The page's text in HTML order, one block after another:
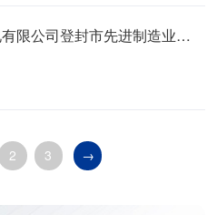
河南嵩基售电有限公司登封市先进制造业开发区110kV新区变电站#2主变（采购）招标公告
2 3 →